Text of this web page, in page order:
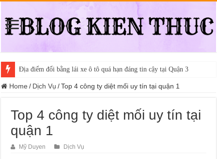
Địa điểm đổi bằng lái xe ô tô quá hạn đáng tin cậy tại Quận 3
Home / Dịch Vụ / Top 4 công ty diệt mối uy tín tại quận 1
Top 4 công ty diệt mối uy tín tại
quận 1
Mỹ Duyen Dịch Vụ